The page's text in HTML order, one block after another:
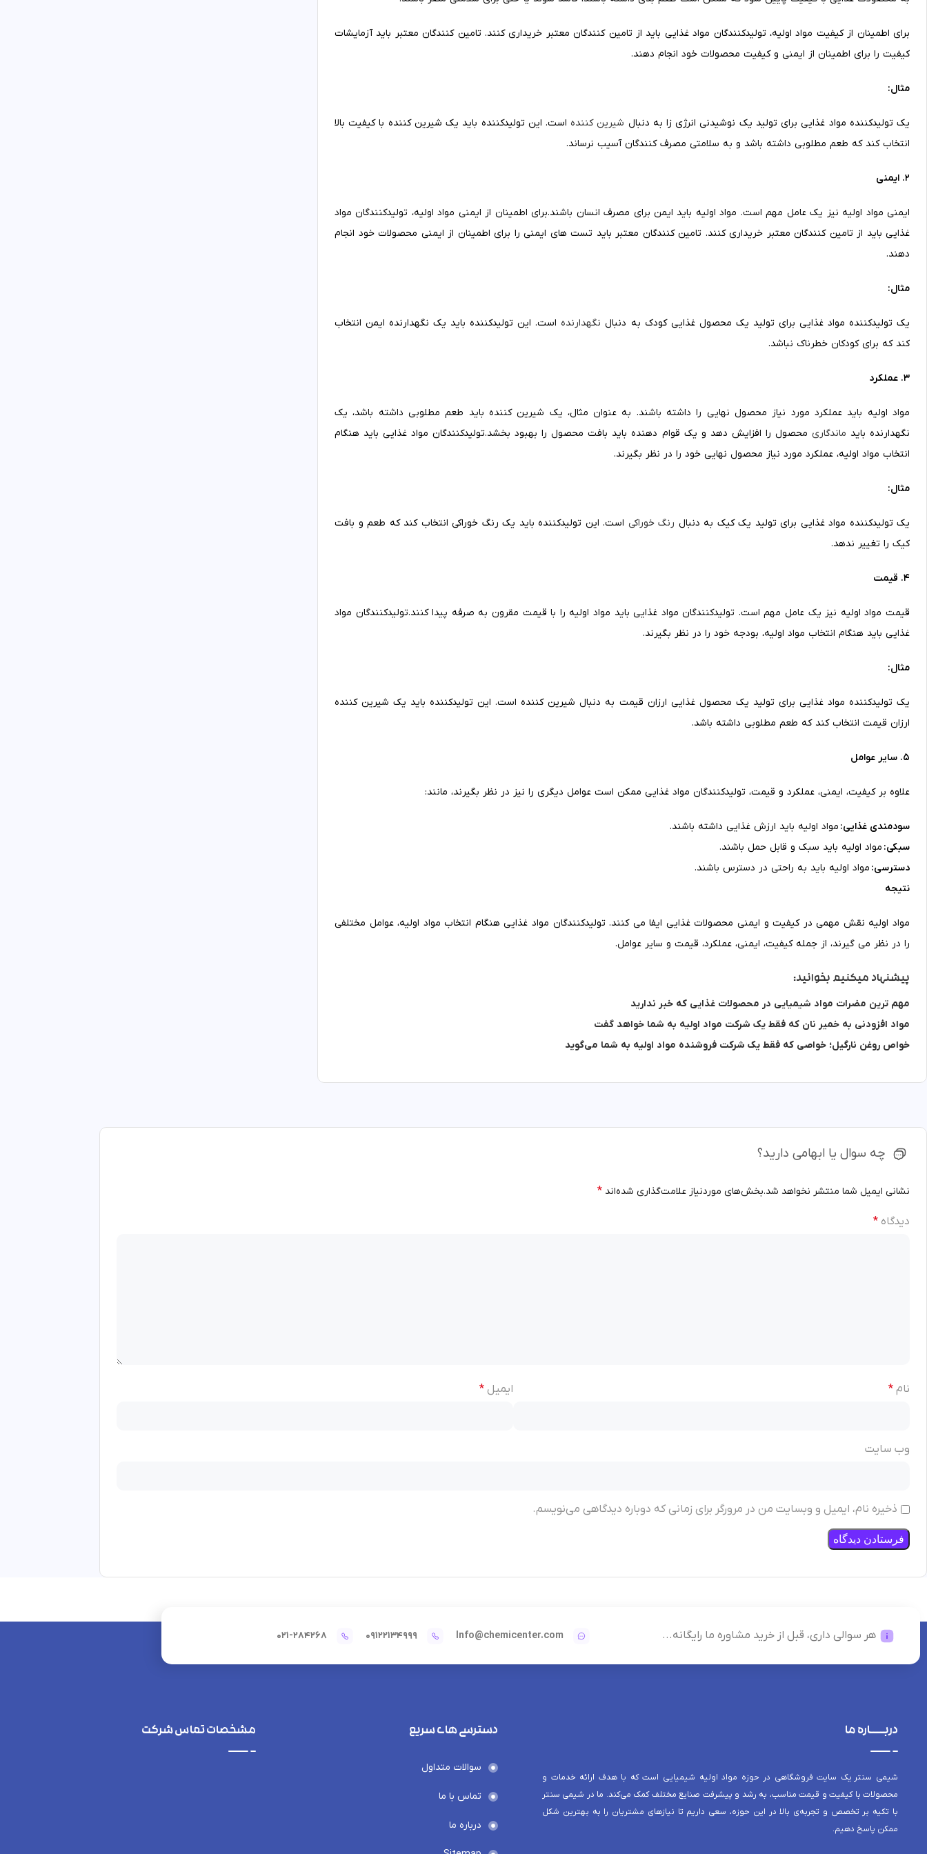
برای اطمینان از کیفیت مواد اولیه، تولیدکنندگان مواد غذایی باید از تامین کنندگان معتبر خریداری کنند. تامین کنندگان معتبر باید آزمایشات
کیفیت را برای اطمینان از ایمنی و کیفیت محصولات خود انجام دهند.
مثال:
یک تولیدکننده مواد غذایی برای تولید یک نوشیدنی انرژی زا به دنبال شیرین کننده است. این تولیدکننده باید یک شیرین کننده با کیفیت بالا
انتخاب کند که طعم مطلوبی داشته باشد و به سلامتی مصرف کنندگان آسیب نرساند.
2. ایمنی
ایمنی مواد اولیه نیز یک عامل مهم است. مواد اولیه باید ایمن برای مصرف انسان باشند.برای اطمینان از ایمنی مواد اولیه، تولیدکنندگان مواد
غذایی باید از تامین کنندگان معتبر خریداری کنند. تامین کنندگان معتبر باید تست های ایمنی را برای اطمینان از ایمنی محصولات خود انجام
دهند.
مثال:
یک تولیدکننده مواد غذایی برای تولید یک محصول غذایی کودک به دنبال نگهدارنده است. این تولیدکننده باید یک نگهدارنده ایمن انتخاب
کند که برای کودکان خطرناک نباشد.
3. عملکرد
مواد اولیه باید عملکرد مورد نیاز محصول نهایی را داشته باشند. به عنوان مثال، یک شیرین کننده باید طعم مطلوبی داشته باشد، یک
نگهدارنده باید ماندگاری محصول را افزایش دهد و یک قوام دهنده باید بافت محصول را بهبود بخشد.تولیدکنندگان مواد غذایی باید هنگام
انتخاب مواد اولیه، عملکرد مورد نیاز محصول نهایی خود را در نظر بگیرند.
مثال:
یک تولیدکننده مواد غذایی برای تولید یک کیک به دنبال رنگ خوراکی است. این تولیدکننده باید یک رنگ خوراکی انتخاب کند که طعم و بافت
کیک را تغییر ندهد.
4. قیمت
قیمت مواد اولیه نیز یک عامل مهم است. تولیدکنندگان مواد غذایی باید مواد اولیه را با قیمت مقرون به صرفه پیدا کنند.تولیدکنندگان مواد
غذایی باید هنگام انتخاب مواد اولیه، بودجه خود را در نظر بگیرند.
مثال:
یک تولیدکننده مواد غذایی برای تولید یک محصول غذایی ارزان قیمت به دنبال شیرین کننده است. این تولیدکننده باید یک شیرین کننده
ارزان قیمت انتخاب کند که طعم مطلوبی داشته باشد.
5. سایر عوامل
علاوه بر کیفیت، ایمنی، عملکرد و قیمت، تولیدکنندگان مواد غذایی ممکن است عوامل دیگری را نیز در نظر بگیرند، مانند:
سودمندی غذایی: مواد اولیه باید ارزش غذایی داشته باشند.
سبکی: مواد اولیه باید سبک و قابل حمل باشند.
دسترسی: مواد اولیه باید به راحتی در دسترس باشند.
نتیجه
مواد اولیه نقش مهمی در کیفیت و ایمنی محصولات غذایی ایفا می کنند. تولیدکنندگان مواد غذایی هنگام انتخاب مواد اولیه، عوامل مختلفی
را در نظر می گیرند، از جمله کیفیت، ایمنی، عملکرد، قیمت و سایر عوامل.
پیشنهاد میکنیم بخوانید:
مهم ترین مضرات مواد شیمیایی در محصولات غذایی که خبر ندارید
مواد افزودنی به خمیر نان که فقط یک شرکت مواد اولیه به شما خواهد گفت
خواص روغن نارگیل؛ خواصی که فقط یک شرکت فروشنده مواد اولیه به شما می‌گوید
چه سوال یا ابهامی دارید؟
نشانی ایمیل شما منتشر نخواهد شد.بخش‌های موردنیاز علامت‌گذاری شده‌اند *
دیدگاه *
نام * ایمیل *
وب‌ سایت
ذخیره نام، ایمیل و وبسایت من در مرورگر برای زمانی که دوباره دیدگاهی می‌نویسم.
هر سوالی داری، قبل از خرید مشاوره ما رایگانه... Info@chemicenter.com
09122134999
021-284268
دربــــاره ما
شیمی سنتر یک سایت فروشگاهی در حوزه مواد اولیه شیمیایی است که با هدف ارائه خدمات و
محصولات با کیفیت و قیمت مناسب، به رشد و پیشرفت صنایع مختلف کمک می‌کند. ما در شیمی سنتر
با تکیه بر تخصص و تجربه‌ی بالا در این حوزه، سعی داریم تا نیازهای مشتریان را به بهترین شکل
ممکن پاسخ دهیم.
دسترسی های سریع
سوالات متداول
تماس با ما
درباره ما
مشخصات تماس شرکت